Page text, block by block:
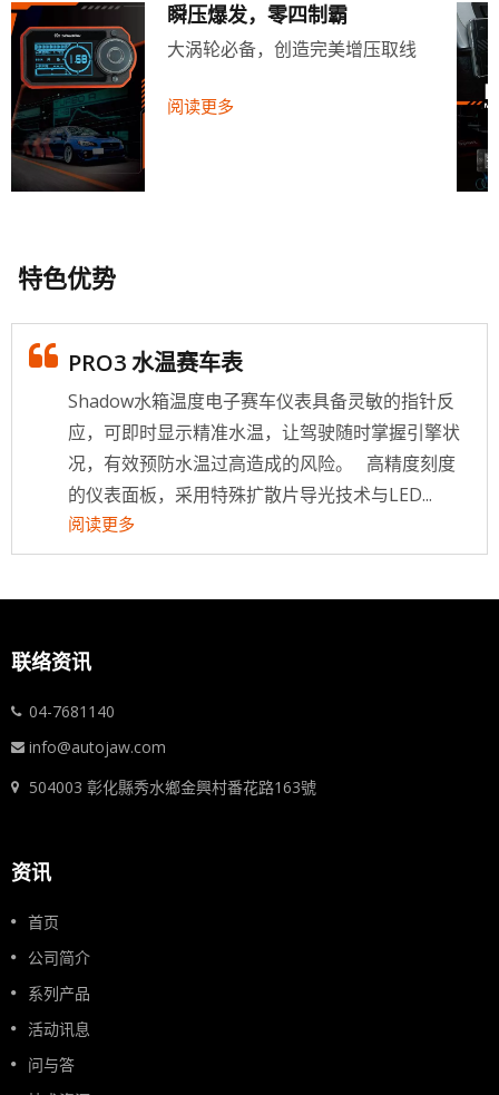
瞬压爆发，零四制霸
大涡轮必备，创造完美增压取线
阅读更多
特色优势
PRO3 水温赛车表
Shadow水箱温度电子赛车仪表具备灵敏的指针反
应，可即时显示精准水温，让驾驶随时掌握引擎状
况，有效预防水温过高造成的风险。 高精度刻度
的仪表面板，采用特殊扩散片导光技术与LED...
阅读更多
联络资讯
04-7681140
info@autojaw.com
504003 彰化縣秀水鄉金興村番花路163號
资讯
首页
公司简介
系列产品
活动讯息
问与答